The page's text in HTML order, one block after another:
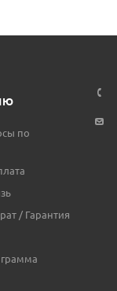
по
/ Гарантия